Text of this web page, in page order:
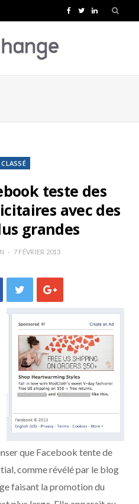
e
T
t
L
k
teste des
avec des
grandes
7 FÉVRIER 2013
que Facebook tente de
comme révélé par le blog
faisant la promotion du